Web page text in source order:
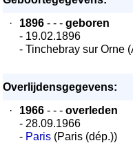
·
1896 - - - geboren
- 19.02.1896
- Tinchebray sur Orne
Overlijdensgegevens:
·
1966 - - - overleden
- 28.09.1966
- Paris (Paris (dép.))